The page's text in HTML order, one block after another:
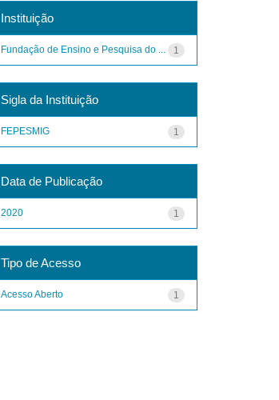
Instituição
1
Fundação de Ensino e Pesquisa do ...
Sigla da Instituição
1
FEPESMIG
Data de Publicação
1
2020
Tipo de Acesso
1
Acesso Aberto